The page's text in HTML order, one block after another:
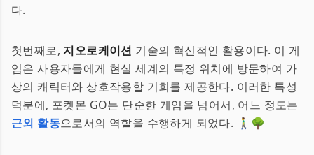
다.
첫번째로, 지오로케이션 기술의 혁신적인 활용이다. 이 게
임은 사용자들에게 현실 세계의 특정 위치에 방문하여 가
상의 캐릭터와 상호작용할 기회를 제공한다. 이러한 특성
덕분에, 포켓몬 GO는 단순한 게임을 넘어서, 어느 정도는
근외 활동으로서의 역할을 수행하게 되었다. 🚶‍♂️🌳